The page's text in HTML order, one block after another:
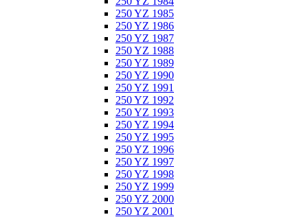
250 YZ 1985
250 YZ 1986
250 YZ 1987
250 YZ 1988
250 YZ 1989
250 YZ 1990
250 YZ 1991
250 YZ 1992
250 YZ 1993
250 YZ 1994
250 YZ 1995
250 YZ 1996
250 YZ 1997
250 YZ 1998
250 YZ 1999
250 YZ 2000
250 YZ 2001